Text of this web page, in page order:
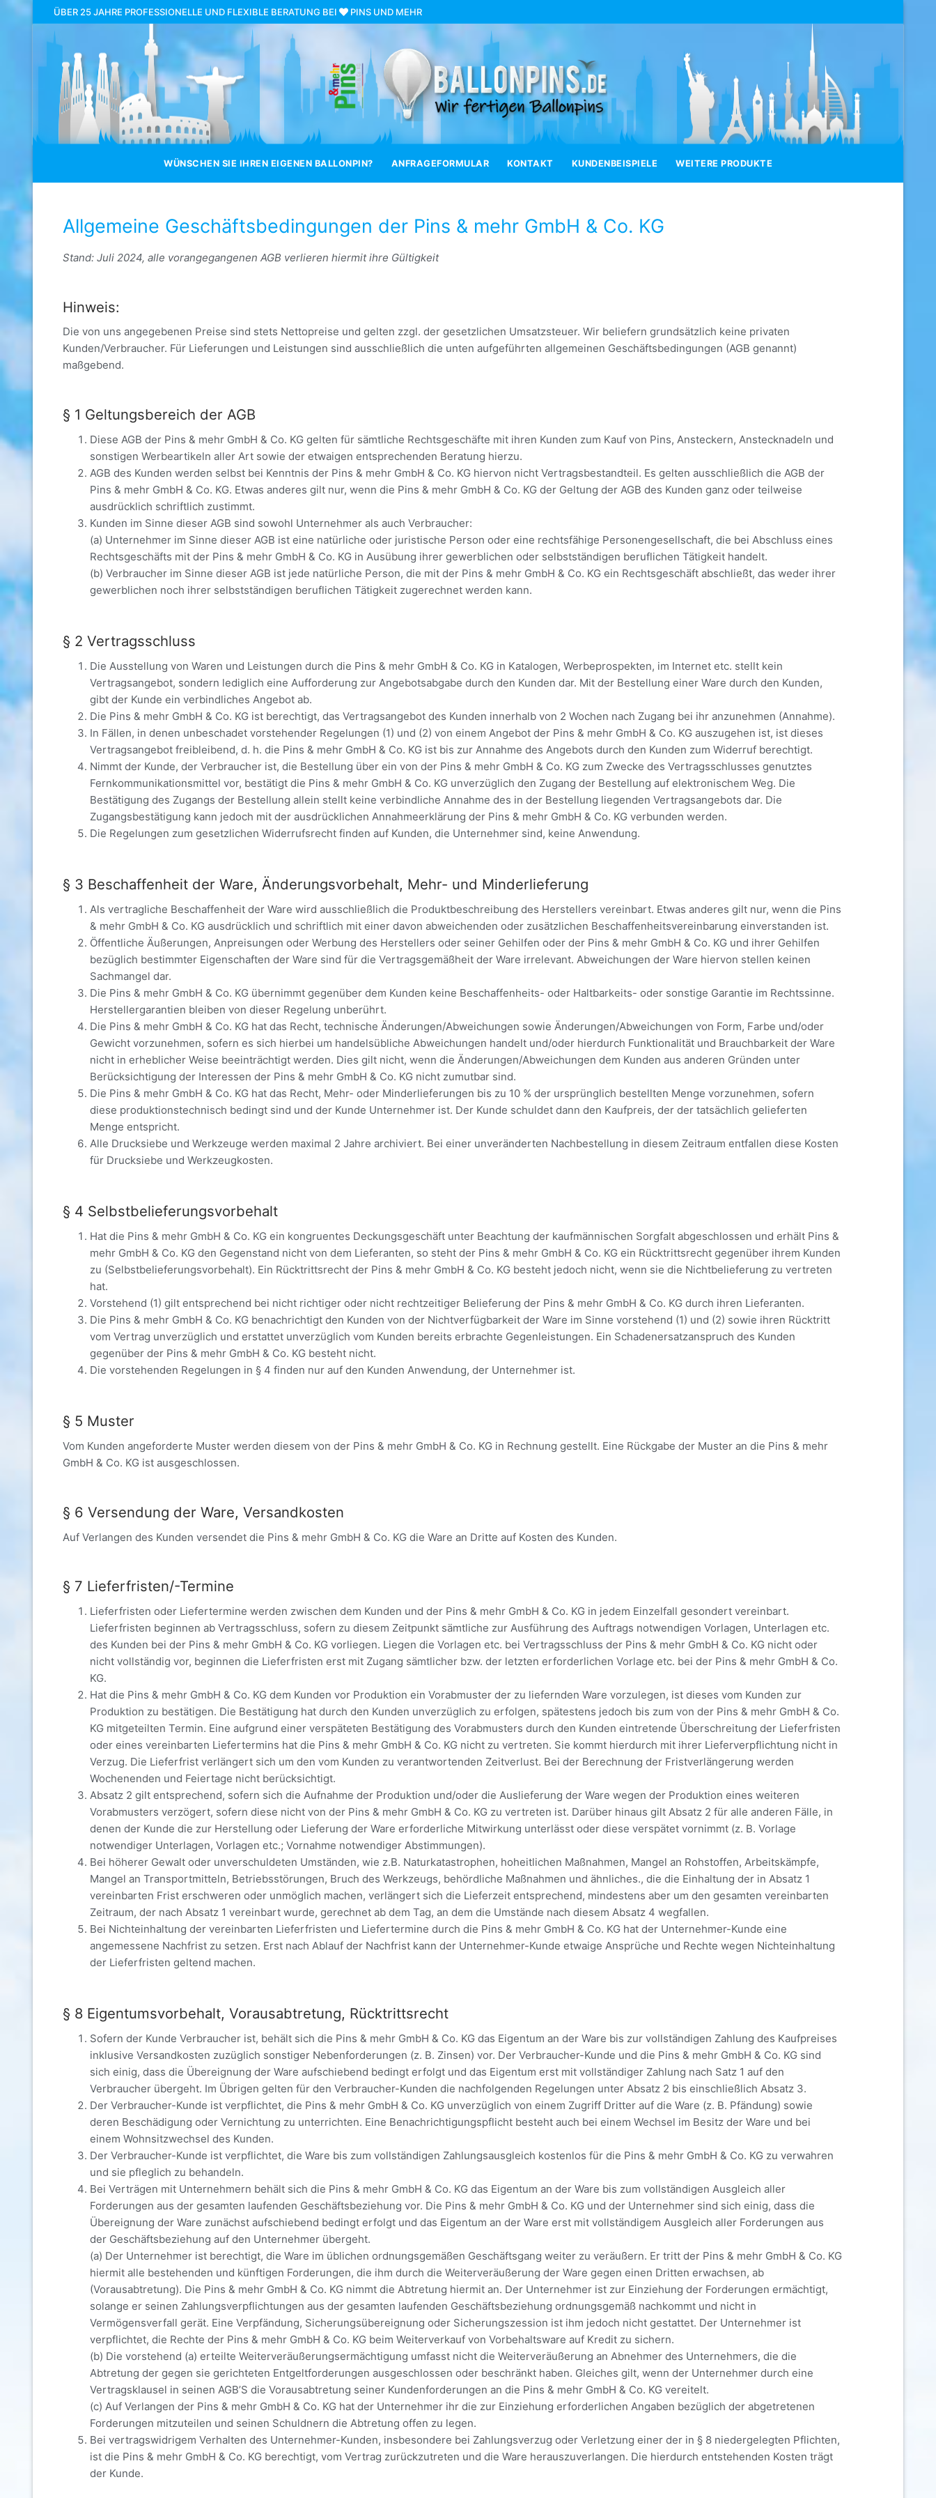
ÜBER 25 JAHRE PROFESSIONELLE UND FLEXIBLE BERATUNG BEI PINS UND MEHR
WÜNSCHEN SIE IHREN EIGENEN BALLONPIN? ANFRAGEFORMULAR KONTAKT KUNDENBEISPIELE WEITERE PRODUKTE
Allgemeine Geschäftsbedingungen der Pins & mehr GmbH & Co. KG
Stand: Juli 2024, alle vorangegangenen AGB verlieren hiermit ihre Gültigkeit
Hinweis:
Die von uns angegebenen Preise sind stets Nettopreise und gelten zzgl. der gesetzlichen Umsatzsteuer. Wir beliefern grundsätzlich keine privaten
Kunden/Verbraucher. Für Lieferungen und Leistungen sind ausschließlich die unten aufgeführten allgemeinen Geschäftsbedingungen (AGB genannt)
maßgebend.
§ 1 Geltungsbereich der AGB
Diese AGB der Pins & mehr GmbH & Co. KG gelten für sämtliche Rechtsgeschäfte mit ihren Kunden zum Kauf von Pins, Ansteckern, Anstecknadeln und
sonstigen Werbeartikeln aller Art sowie der etwaigen entsprechenden Beratung hierzu.
AGB des Kunden werden selbst bei Kenntnis der Pins & mehr GmbH & Co. KG hiervon nicht Vertragsbestandteil. Es gelten ausschließlich die AGB der
Pins & mehr GmbH & Co. KG. Etwas anderes gilt nur, wenn die Pins & mehr GmbH & Co. KG der Geltung der AGB des Kunden ganz oder teilweise
ausdrücklich schriftlich zustimmt.
Kunden im Sinne dieser AGB sind sowohl Unternehmer als auch Verbraucher:
(a) Unternehmer im Sinne dieser AGB ist eine natürliche oder juristische Person oder eine rechtsfähige Personengesellschaft, die bei Abschluss eines
Rechtsgeschäfts mit der Pins & mehr GmbH & Co. KG in Ausübung ihrer gewerblichen oder selbstständigen beruflichen Tätigkeit handelt.
(b) Verbraucher im Sinne dieser AGB ist jede natürliche Person, die mit der Pins & mehr GmbH & Co. KG ein Rechtsgeschäft abschließt, das weder ihrer
gewerblichen noch ihrer selbstständigen beruflichen Tätigkeit zugerechnet werden kann.
§ 2 Vertragsschluss
Die Ausstellung von Waren und Leistungen durch die Pins & mehr GmbH & Co. KG in Katalogen, Werbeprospekten, im Internet etc. stellt kein
Vertragsangebot, sondern lediglich eine Aufforderung zur Angebotsabgabe durch den Kunden dar. Mit der Bestellung einer Ware durch den Kunden,
gibt der Kunde ein verbindliches Angebot ab.
Die Pins & mehr GmbH & Co. KG ist berechtigt, das Vertragsangebot des Kunden innerhalb von 2 Wochen nach Zugang bei ihr anzunehmen (Annahme).
In Fällen, in denen unbeschadet vorstehender Regelungen (1) und (2) von einem Angebot der Pins & mehr GmbH & Co. KG auszugehen ist, ist dieses
Vertragsangebot freibleibend, d. h. die Pins & mehr GmbH & Co. KG ist bis zur Annahme des Angebots durch den Kunden zum Widerruf berechtigt.
Nimmt der Kunde, der Verbraucher ist, die Bestellung über ein von der Pins & mehr GmbH & Co. KG zum Zwecke des Vertragsschlusses genutztes
Fernkommunikationsmittel vor, bestätigt die Pins & mehr GmbH & Co. KG unverzüglich den Zugang der Bestellung auf elektronischem Weg. Die
Bestätigung des Zugangs der Bestellung allein stellt keine verbindliche Annahme des in der Bestellung liegenden Vertragsangebots dar. Die
Zugangsbestätigung kann jedoch mit der ausdrücklichen Annahmeerklärung der Pins & mehr GmbH & Co. KG verbunden werden.
Die Regelungen zum gesetzlichen Widerrufsrecht finden auf Kunden, die Unternehmer sind, keine Anwendung.
§ 3 Beschaffenheit der Ware, Änderungsvorbehalt, Mehr- und Minderlieferung
Als vertragliche Beschaffenheit der Ware wird ausschließlich die Produktbeschreibung des Herstellers vereinbart. Etwas anderes gilt nur, wenn die Pins
& mehr GmbH & Co. KG ausdrücklich und schriftlich mit einer davon abweichenden oder zusätzlichen Beschaffenheitsvereinbarung einverstanden ist.
Öffentliche Äußerungen, Anpreisungen oder Werbung des Herstellers oder seiner Gehilfen oder der Pins & mehr GmbH & Co. KG und ihrer Gehilfen
bezüglich bestimmter Eigenschaften der Ware sind für die Vertragsgemäßheit der Ware irrelevant. Abweichungen der Ware hiervon stellen keinen
Sachmangel dar.
Die Pins & mehr GmbH & Co. KG übernimmt gegenüber dem Kunden keine Beschaffenheits- oder Haltbarkeits- oder sonstige Garantie im Rechtssinne.
Herstellergarantien bleiben von dieser Regelung unberührt.
Die Pins & mehr GmbH & Co. KG hat das Recht, technische Änderungen/Abweichungen sowie Änderungen/Abweichungen von Form, Farbe und/oder
Gewicht vorzunehmen, sofern es sich hierbei um handelsübliche Abweichungen handelt und/oder hierdurch Funktionalität und Brauchbarkeit der Ware
nicht in erheblicher Weise beeinträchtigt werden. Dies gilt nicht, wenn die Änderungen/Abweichungen dem Kunden aus anderen Gründen unter
Berücksichtigung der Interessen der Pins & mehr GmbH & Co. KG nicht zumutbar sind.
Die Pins & mehr GmbH & Co. KG hat das Recht, Mehr- oder Minderlieferungen bis zu 10 % der ursprünglich bestellten Menge vorzunehmen, sofern
diese produktionstechnisch bedingt sind und der Kunde Unternehmer ist. Der Kunde schuldet dann den Kaufpreis, der der tatsächlich gelieferten
Menge entspricht.
Alle Drucksiebe und Werkzeuge werden maximal 2 Jahre archiviert. Bei einer unveränderten Nachbestellung in diesem Zeitraum entfallen diese Kosten
für Drucksiebe und Werkzeugkosten.
§ 4 Selbstbelieferungsvorbehalt
Hat die Pins & mehr GmbH & Co. KG ein kongruentes Deckungsgeschäft unter Beachtung der kaufmännischen Sorgfalt abgeschlossen und erhält Pins &
mehr GmbH & Co. KG den Gegenstand nicht von dem Lieferanten, so steht der Pins & mehr GmbH & Co. KG ein Rücktrittsrecht gegenüber ihrem Kunden
zu (Selbstbelieferungsvorbehalt). Ein Rücktrittsrecht der Pins & mehr GmbH & Co. KG besteht jedoch nicht, wenn sie die Nichtbelieferung zu vertreten
hat.
Vorstehend (1) gilt entsprechend bei nicht richtiger oder nicht rechtzeitiger Belieferung der Pins & mehr GmbH & Co. KG durch ihren Lieferanten.
Die Pins & mehr GmbH & Co. KG benachrichtigt den Kunden von der Nichtverfügbarkeit der Ware im Sinne vorstehend (1) und (2) sowie ihren Rücktritt
vom Vertrag unverzüglich und erstattet unverzüglich vom Kunden bereits erbrachte Gegenleistungen. Ein Schadenersatzanspruch des Kunden
gegenüber der Pins & mehr GmbH & Co. KG besteht nicht.
Die vorstehenden Regelungen in § 4 finden nur auf den Kunden Anwendung, der Unternehmer ist.
§ 5 Muster
Vom Kunden angeforderte Muster werden diesem von der Pins & mehr GmbH & Co. KG in Rechnung gestellt. Eine Rückgabe der Muster an die Pins & mehr
GmbH & Co. KG ist ausgeschlossen.
§ 6 Versendung der Ware, Versandkosten
Auf Verlangen des Kunden versendet die Pins & mehr GmbH & Co. KG die Ware an Dritte auf Kosten des Kunden.
§ 7 Lieferfristen/-Termine
Lieferfristen oder Liefertermine werden zwischen dem Kunden und der Pins & mehr GmbH & Co. KG in jedem Einzelfall gesondert vereinbart.
Lieferfristen beginnen ab Vertragsschluss, sofern zu diesem Zeitpunkt sämtliche zur Ausführung des Auftrags notwendigen Vorlagen, Unterlagen etc.
des Kunden bei der Pins & mehr GmbH & Co. KG vorliegen. Liegen die Vorlagen etc. bei Vertragsschluss der Pins & mehr GmbH & Co. KG nicht oder
nicht vollständig vor, beginnen die Lieferfristen erst mit Zugang sämtlicher bzw. der letzten erforderlichen Vorlage etc. bei der Pins & mehr GmbH & Co.
KG.
Hat die Pins & mehr GmbH & Co. KG dem Kunden vor Produktion ein Vorabmuster der zu liefernden Ware vorzulegen, ist dieses vom Kunden zur
Produktion zu bestätigen. Die Bestätigung hat durch den Kunden unverzüglich zu erfolgen, spätestens jedoch bis zum von der Pins & mehr GmbH & Co.
KG mitgeteilten Termin. Eine aufgrund einer verspäteten Bestätigung des Vorabmusters durch den Kunden eintretende Überschreitung der Lieferfristen
oder eines vereinbarten Liefertermins hat die Pins & mehr GmbH & Co. KG nicht zu vertreten. Sie kommt hierdurch mit ihrer Lieferverpflichtung nicht in
Verzug. Die Lieferfrist verlängert sich um den vom Kunden zu verantwortenden Zeitverlust. Bei der Berechnung der Fristverlängerung werden
Wochenenden und Feiertage nicht berücksichtigt.
Absatz 2 gilt entsprechend, sofern sich die Aufnahme der Produktion und/oder die Auslieferung der Ware wegen der Produktion eines weiteren
Vorabmusters verzögert, sofern diese nicht von der Pins & mehr GmbH & Co. KG zu vertreten ist. Darüber hinaus gilt Absatz 2 für alle anderen Fälle, in
denen der Kunde die zur Herstellung oder Lieferung der Ware erforderliche Mitwirkung unterlässt oder diese verspätet vornimmt (z. B. Vorlage
notwendiger Unterlagen, Vorlagen etc.; Vornahme notwendiger Abstimmungen).
Bei höherer Gewalt oder unverschuldeten Umständen, wie z.B. Naturkatastrophen, hoheitlichen Maßnahmen, Mangel an Rohstoffen, Arbeitskämpfe,
Mangel an Transportmitteln, Betriebsstörungen, Bruch des Werkzeugs, behördliche Maßnahmen und ähnliches., die die Einhaltung der in Absatz 1
vereinbarten Frist erschweren oder unmöglich machen, verlängert sich die Lieferzeit entsprechend, mindestens aber um den gesamten vereinbarten
Zeitraum, der nach Absatz 1 vereinbart wurde, gerechnet ab dem Tag, an dem die Umstände nach diesem Absatz 4 wegfallen.
Bei Nichteinhaltung der vereinbarten Lieferfristen und Liefertermine durch die Pins & mehr GmbH & Co. KG hat der Unternehmer-Kunde eine
angemessene Nachfrist zu setzen. Erst nach Ablauf der Nachfrist kann der Unternehmer-Kunde etwaige Ansprüche und Rechte wegen Nichteinhaltung
der Lieferfristen geltend machen.
§ 8 Eigentumsvorbehalt, Vorausabtretung, Rücktrittsrecht
Sofern der Kunde Verbraucher ist, behält sich die Pins & mehr GmbH & Co. KG das Eigentum an der Ware bis zur vollständigen Zahlung des Kaufpreises
inklusive Versandkosten zuzüglich sonstiger Nebenforderungen (z. B. Zinsen) vor. Der Verbraucher-Kunde und die Pins & mehr GmbH & Co. KG sind
sich einig, dass die Übereignung der Ware aufschiebend bedingt erfolgt und das Eigentum erst mit vollständiger Zahlung nach Satz 1 auf den
Verbraucher übergeht. Im Übrigen gelten für den Verbraucher-Kunden die nachfolgenden Regelungen unter Absatz 2 bis einschließlich Absatz 3.
Der Verbraucher-Kunde ist verpflichtet, die Pins & mehr GmbH & Co. KG unverzüglich von einem Zugriff Dritter auf die Ware (z. B. Pfändung) sowie
deren Beschädigung oder Vernichtung zu unterrichten. Eine Benachrichtigungspflicht besteht auch bei einem Wechsel im Besitz der Ware und bei
einem Wohnsitzwechsel des Kunden.
Der Verbraucher-Kunde ist verpflichtet, die Ware bis zum vollständigen Zahlungsausgleich kostenlos für die Pins & mehr GmbH & Co. KG zu verwahren
und sie pfleglich zu behandeln.
Bei Verträgen mit Unternehmern behält sich die Pins & mehr GmbH & Co. KG das Eigentum an der Ware bis zum vollständigen Ausgleich aller
Forderungen aus der gesamten laufenden Geschäftsbeziehung vor. Die Pins & mehr GmbH & Co. KG und der Unternehmer sind sich einig, dass die
Übereignung der Ware zunächst aufschiebend bedingt erfolgt und das Eigentum an der Ware erst mit vollständigem Ausgleich aller Forderungen aus
der Geschäftsbeziehung auf den Unternehmer übergeht.
(a) Der Unternehmer ist berechtigt, die Ware im üblichen ordnungsgemäßen Geschäftsgang weiter zu veräußern. Er tritt der Pins & mehr GmbH & Co. KG
hiermit alle bestehenden und künftigen Forderungen, die ihm durch die Weiterveräußerung der Ware gegen einen Dritten erwachsen, ab
(Vorausabtretung). Die Pins & mehr GmbH & Co. KG nimmt die Abtretung hiermit an. Der Unternehmer ist zur Einziehung der Forderungen ermächtigt,
solange er seinen Zahlungsverpflichtungen aus der gesamten laufenden Geschäftsbeziehung ordnungsgemäß nachkommt und nicht in
Vermögensverfall gerät. Eine Verpfändung, Sicherungsübereignung oder Sicherungszession ist ihm jedoch nicht gestattet. Der Unternehmer ist
verpflichtet, die Rechte der Pins & mehr GmbH & Co. KG beim Weiterverkauf von Vorbehaltsware auf Kredit zu sichern.
(b) Die vorstehend (a) erteilte Weiterveräußerungsermächtigung umfasst nicht die Weiterveräußerung an Abnehmer des Unternehmers, die die
Abtretung der gegen sie gerichteten Entgeltforderungen ausgeschlossen oder beschränkt haben. Gleiches gilt, wenn der Unternehmer durch eine
Vertragsklausel in seinen AGB’S die Vorausabtretung seiner Kundenforderungen an die Pins & mehr GmbH & Co. KG vereitelt.
(c) Auf Verlangen der Pins & mehr GmbH & Co. KG hat der Unternehmer ihr die zur Einziehung erforderlichen Angaben bezüglich der abgetretenen
Forderungen mitzuteilen und seinen Schuldnern die Abtretung offen zu legen.
Bei vertragswidrigem Verhalten des Unternehmer-Kunden, insbesondere bei Zahlungsverzug oder Verletzung einer der in § 8 niedergelegten Pflichten,
ist die Pins & mehr GmbH & Co. KG berechtigt, vom Vertrag zurückzutreten und die Ware herauszuverlangen. Die hierdurch entstehenden Kosten trägt
der Kunde.